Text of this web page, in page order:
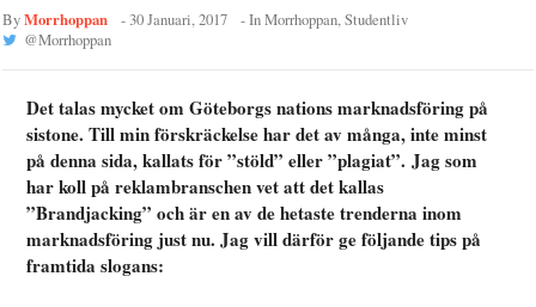
ByMorrhoppan -30 Januari, 2017 - InMorrhoppan,Studentliv
@Morrhoppan
Det talas mycket om Göteborgs nations marknadsföring på
sistone. Till min förskräckelse har det av många, inte minst
på denna sida, kallats för ”stöld” eller ”plagiat”. Jag som
har koll på reklambranschen vet att det kallas
”Brandjacking” och är en av de hetaste trenderna inom
marknadsföring just nu. Jag vill därför ge följande tips på
framtida slogans: